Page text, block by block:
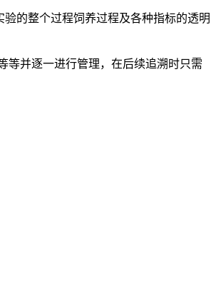
的整个过程饲养过程及各种指标的透明
等并逐一进行管理，在后续追溯时只需